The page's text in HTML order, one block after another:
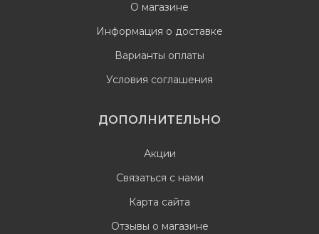
О магазине
Информация о доставке
Варианты оплаты
Условия соглашения
ДОПОЛНИТЕЛЬНО
Акции
Связаться с нами
Карта сайта
Отзывы о магазине